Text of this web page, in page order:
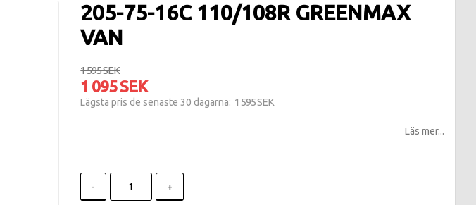
205-75-16C 110/108R GREENMAX
VAN
1 595 SEK
1 095 SEK
Lägsta pris de senaste 30 dagarna 1 595 SEK
Läs mer...
- +